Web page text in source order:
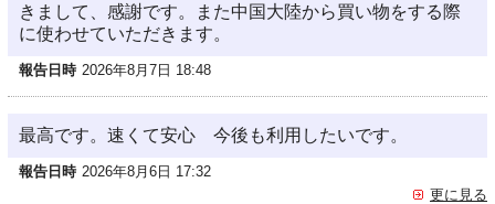
きまして、感謝です。また中国大陸から買い物をする際
に使わせていただきます。
報告日時 2026年8月7日 18:48
最高です。速くて安心 今後も利用したいです。
報告日時 2026年8月6日 17:32
更に見る